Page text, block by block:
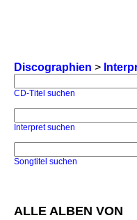
Discographien >
CD-Titel suchen
Interpret suchen
Songtitel suchen
ALLE ALBEN VON